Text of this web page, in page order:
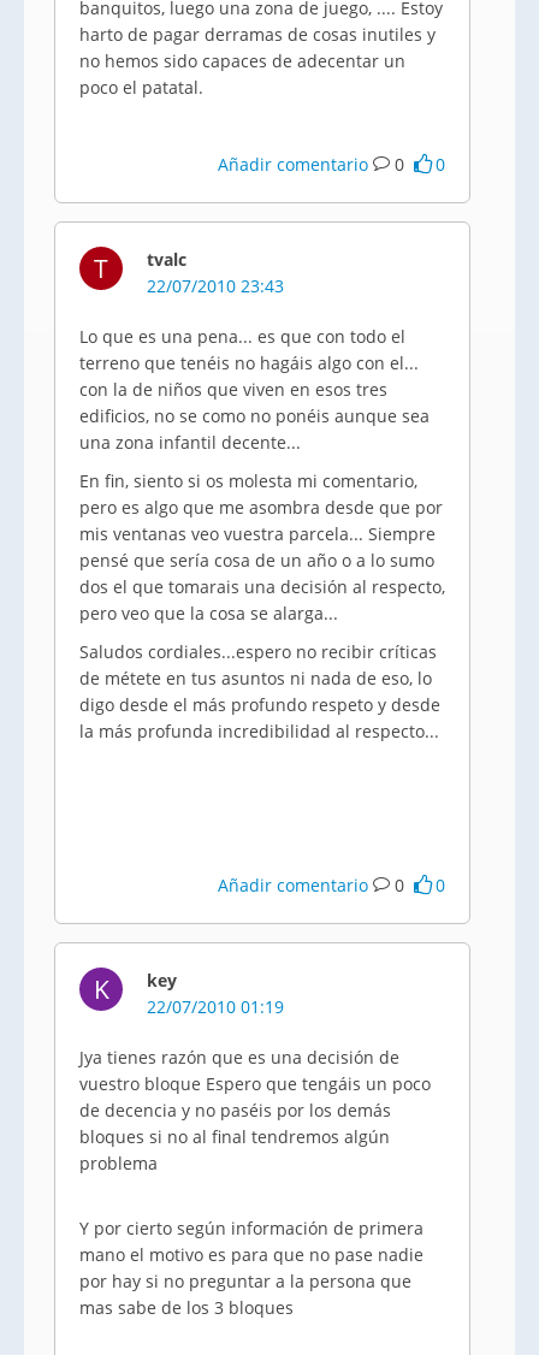
banquitos, luego una zona de juego, .... Estoy
harto de pagar derramas de cosas inutiles y
no hemos sido capaces de adecentar un
poco el patatal.
Añadir comentario 0 0
T
tvalc
22/07/2010 23:43
Lo que es una pena... es que con todo el
terreno que tenéis no hagáis algo con el...
con la de niños que viven en esos tres
edificios, no se como no ponéis aunque sea
una zona infantil decente...
En fin, siento si os molesta mi comentario,
pero es algo que me asombra desde que por
mis ventanas veo vuestra parcela... Siempre
pensé que sería cosa de un año o a lo sumo
dos el que tomarais una decisión al respecto,
pero veo que la cosa se alarga...
Saludos cordiales...espero no recibir críticas
de métete en tus asuntos ni nada de eso, lo
digo desde el más profundo respeto y desde
la más profunda incredibilidad al respecto...
Añadir comentario 0 0
K
key
22/07/2010 01:19
Jya tienes razón que es una decisión de
vuestro bloque Espero que tengáis un poco
de decencia y no paséis por los demás
bloques si no al final tendremos algún
problema
Y por cierto según información de primera
mano el motivo es para que no pase nadie
por hay si no preguntar a la persona que
mas sabe de los 3 bloques